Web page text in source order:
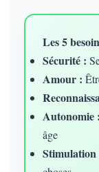
Les 5
Sécurité :
Amour :
Autonomie :
âge
Stimulation